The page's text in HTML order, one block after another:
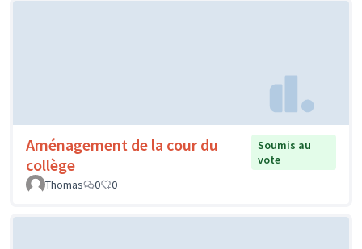
Aménagement de la cour du
collège
Soumis au
vote
Thomas
0 0